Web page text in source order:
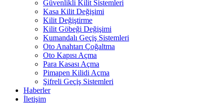
Güvenlikli Kilit Sistemleri
Kasa Kilit Değişimi
Kilit Değiştirme
Kilit Göbeği Değişimi
Kumandalı Geçiş Sistemleri
Oto Anahtarı Çoğaltma
Oto Kapısı Açma
Para Kasası Açma
Pimapen Kilidi Açma
Şifreli Geçiş Sistemleri
Haberler
İletişim